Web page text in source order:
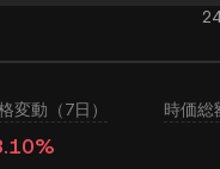
変動（7日） 時価総